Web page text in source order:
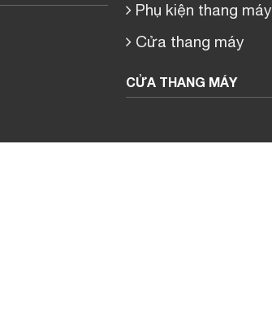
Phụ kiện thang máy
Cửa thang máy
CỬA THANG MÁY